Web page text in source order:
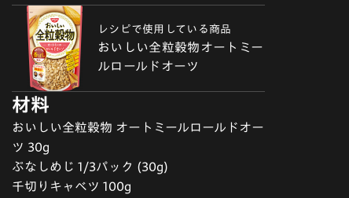
レシピで使用している商品
おいしい全粒穀物オートミー
ルロールドオーツ
材料
おいしい全粒穀物 オートミールロールドオー
ツ 30g
ぶなしめじ 1/3パック (30g)
千切りキャベツ 100g